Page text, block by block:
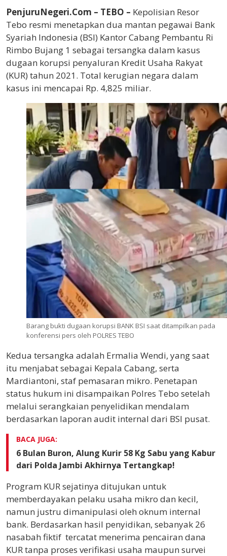
PenjuruNegeri.Com – TEBO – Kepolisian Resor
Tebo resmi menetapkan dua mantan pegawai Bank
Syariah Indonesia (BSI) Kantor Cabang Pembantu Ri
Rimbo Bujang 1 sebagai tersangka dalam kasus
dugaan korupsi penyaluran Kredit Usaha Rakyat
(KUR) tahun 2021. Total kerugian negara dalam
kasus ini mencapai Rp. 4,825 miliar.
Barang bukti dugaan korupsi BANK BSI saat ditampilkan pada
konferensi pers oleh POLRES TEBO
Kedua tersangka adalah Ermalia Wendi, yang saat
itu menjabat sebagai Kepala Cabang, serta
Mardiantoni, staf pemasaran mikro. Penetapan
status hukum ini disampaikan Polres Tebo setelah
melalui serangkaian penyelidikan mendalam
berdasarkan laporan audit internal dari BSI pusat.
BACA JUGA:
6 Bulan Buron, Alung Kurir 58 Kg Sabu yang Kabur
dari Polda Jambi Akhirnya Tertangkap!
Program KUR sejatinya ditujukan untuk
memberdayakan pelaku usaha mikro dan kecil,
namun justru dimanipulasi oleh oknum internal
bank. Berdasarkan hasil penyidikan, sebanyak 26
nasabah fiktif tercatat menerima pencairan dana
KUR tanpa proses verifikasi usaha maupun survei